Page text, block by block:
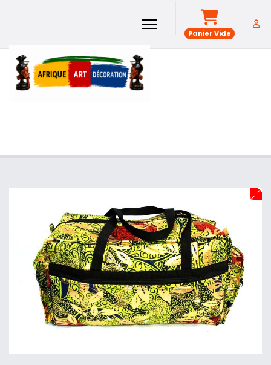
Panier Vide